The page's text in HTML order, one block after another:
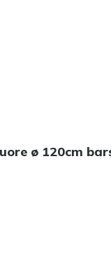
ø 120cm